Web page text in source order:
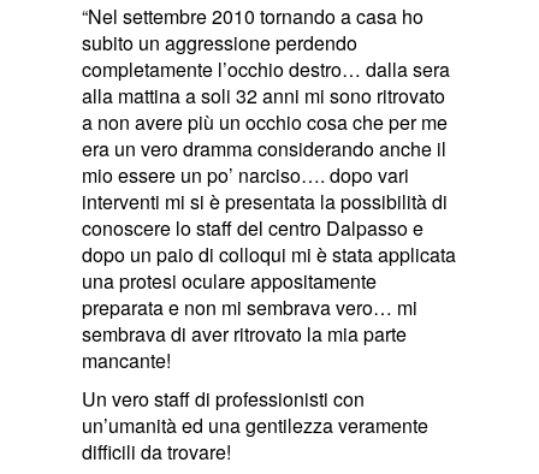
“Nel settembre 2010 tornando a casa ho
subito un aggressione perdendo
completamente l’occhio destro… dalla sera
alla mattina a soli 32 anni mi sono ritrovato
a non avere più un occhio cosa che per me
era un vero dramma considerando anche il
mio essere un po’ narciso…. dopo vari
interventi mi si è presentata la possibilità di
conoscere lo staff del centro Dalpasso e
dopo un paio di colloqui mi è stata applicata
una protesi oculare appositamente
preparata e non mi sembrava vero… mi
sembrava di aver ritrovato la mia parte
mancante!
Un vero staff di professionisti con
un’umanità ed una gentilezza veramente
difficili da trovare!